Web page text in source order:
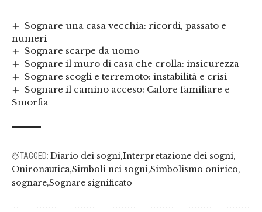
Sognare una casa vecchia: ricordi, passato e
numeri
Sognare scarpe da uomo
Sognare il muro di casa che crolla: insicurezza
Sognare scogli e terremoto: instabilità e crisi
Sognare il camino acceso: Calore familiare e
Smorfia
TAGGED: Diario dei sogni Interpretazione dei sogni
Onironautica Simboli nei sogni Simbolismo onirico
sognare Sognare significato